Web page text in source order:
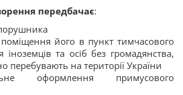
передбачає:
його в пункт тимчасового
іноземців та осіб без громадянства,
перебувають на території України
оформлення примусового